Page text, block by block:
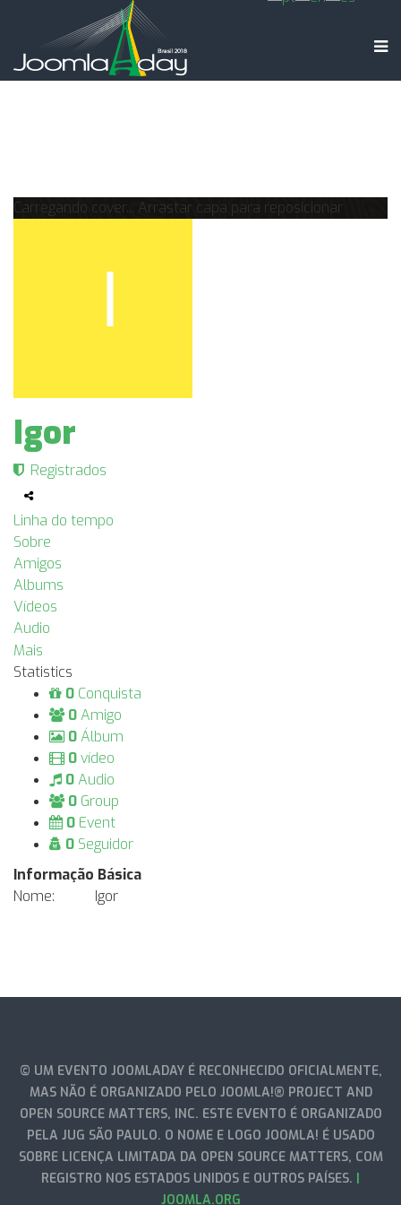
Carregando cover... Arrastar capa para reposicionar
Igor
Registrados
Linha do tempo
Sobre
Amigos
Albums
Vídeos
Audio
Mais
Statistics
0 Conquista
0Amigo
0Álbum
0vídeo
0Audio
0 Group
0 Event
0 Seguidor
Informação Básica
Nome:
Igor
© UM EVENTO JOOMLADAY É RECONHECIDO OFICIALMENTE,
MAS NÃO É ORGANIZADO PELO JOOMLA!® PROJECT AND
OPEN SOURCE MATTERS, INC. ESTE EVENTO É ORGANIZADO
PELA JUG SÃO PAULO. O NOME E LOGO JOOMLA! É USADO
SOBRE LICENÇA LIMITADA DA OPEN SOURCE MATTERS, COM
REGISTRO NOS ESTADOS UNIDOS E OUTROS PAÍSES. |
JOOMLA.ORG